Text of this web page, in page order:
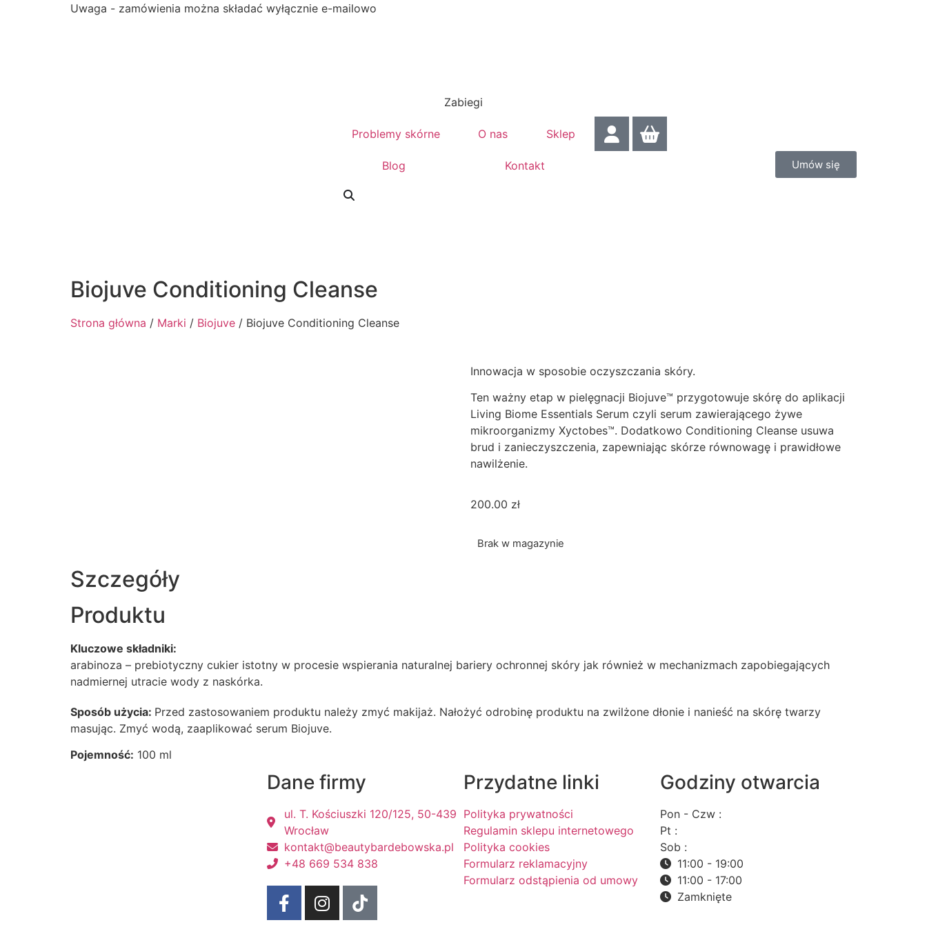
Uwaga - zamówienia można składać wyłącznie e-mailowo
Zabiegi
Problemy skórne O nas Sklep
Blog Kontakt Umów się
Biojuve Conditioning Cleanse
Strona główna / Marki / Biojuve / Biojuve Conditioning Cleanse
Innowacja w sposobie oczyszczania skóry.
Ten ważny etap w pielęgnacji Biojuve™ przygotowuje skórę do aplikacji
Living Biome Essentials Serum czyli serum zawierającego żywe
mikroorganizmy Xyctobes™. Dodatkowo Conditioning Cleanse usuwa
brud i zanieczyszczenia, zapewniając skórze równowagę i prawidłowe
nawilżenie.
200.00 zł
Brak w magazynie
Szczegóły
Produktu
Kluczowe składniki:
arabinoza – prebiotyczny cukier istotny w procesie wspierania naturalnej bariery ochronnej skóry jak również w mechanizmach zapobiegających
nadmiernej utracie wody z naskórka.
Sposób użycia: Przed zastosowaniem produktu należy zmyć makijaż. Nałożyć odrobinę produktu na zwilżone dłonie i nanieść na skórę twarzy
masując. Zmyć wodą, zaaplikować serum Biojuve.
Pojemność: 100 ml
Dane firmy
ul. T. Kościuszki 120/125, 50-439
Wrocław
kontakt@beautybardebowska.pl
+48 669 534 838
Przydatne linki
Polityka prywatności
Regulamin sklepu internetowego
Polityka cookies
Formularz reklamacyjny
Formularz odstąpienia od umowy
Godziny otwarcia
Pon - Czw :
Pt :
Sob :
11:00 - 19:00
11:00 - 17:00
Zamknięte